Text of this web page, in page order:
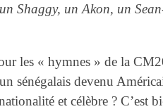
Shaggy, un Akon, un
les « hymnes » de la
sénégalais devenu
et célèbre ? C’est